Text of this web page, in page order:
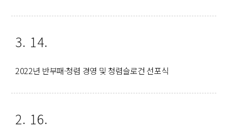
3. 14.
2022년 반부패·청렴 경영 및 청렴슬로건 선포식
2. 16.